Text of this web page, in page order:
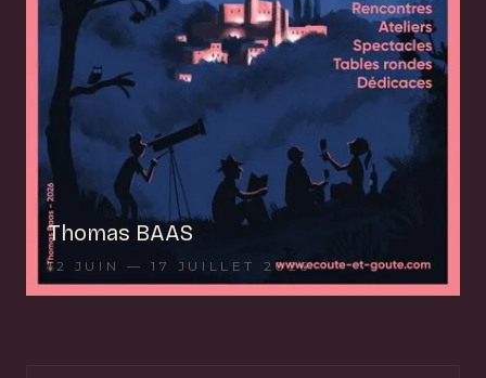
Thomas BAAS
12 JUIN — 17 JUILLET 2026